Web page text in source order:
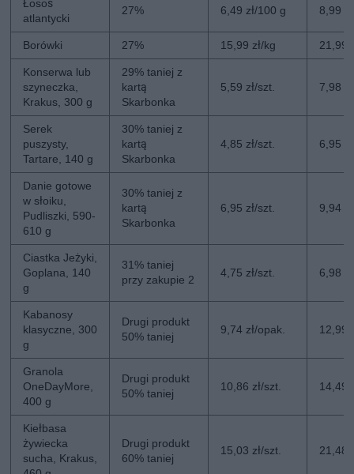
Łosoś
atlantycki
27% 6,49 zł/100 g 8,99
Borówki 27% 15,99 zł/kg 21,99
Konserwa lub
szyneczka,
Krakus, 300 g
29% taniej z
kartą
Skarbonka
5,59 zł/szt. 7,98
Serek
puszysty,
Tartare, 140 g
30% taniej z
kartą
Skarbonka
4,85 zł/szt. 6,95
Danie gotowe
w słoiku,
Pudliszki, 590-
610 g
30% taniej z
kartą
Skarbonka
6,95 zł/szt. 9,94
Ciastka Jeżyki,
Goplana, 140
g
31% taniej
przy zakupie 2
4,75 zł/szt. 6,98
Kabanosy
klasyczne, 300
g
Drugi produkt
50% taniej
9,74 zł/opak. 12,99
Granola
OneDayMore,
400 g
Drugi produkt
50% taniej
10,86 zł/szt. 14,49
Kiełbasa
żywiecka
sucha, Krakus,
Drugi produkt
60% taniej
15,03 zł/szt. 21,48